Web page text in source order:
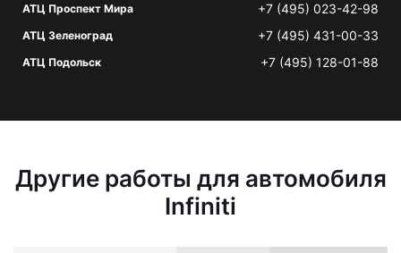
АТЦ Проспект Мира +7 (495) 023-42-98
АТЦ Зеленоград +7 (495) 431-00-33
АТЦ Подольск +7 (495) 128-01-88
Другие работы для автомобиля
Infiniti